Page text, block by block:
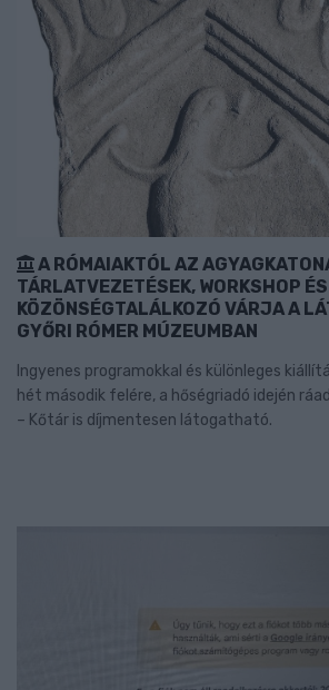
A RÓMAIAKTÓL AZ
TÁRLATVEZETÉSEK, WORKSHOP ÉS
KÖZÖNSÉGTALÁLKOZÓ VÁRJA A
GYŐRI RÓMER MÚZEUMBAN
Ingyenes programokkal és különleges
hét második felére, a hőségriadó idején
– Kőtár is díjmentesen látogatható.